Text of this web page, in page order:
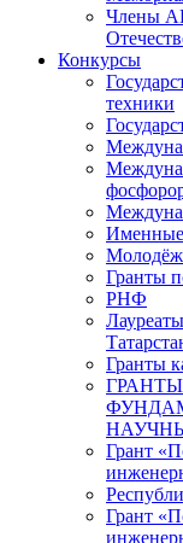
Члены
Конкурсы
техники
Гранты
РНФ
Гранты
Грант
Грант